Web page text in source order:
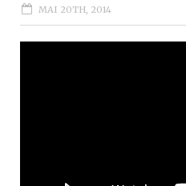
MAI 20TH, 2014